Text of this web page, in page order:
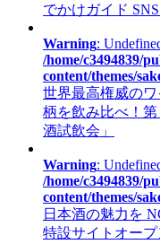
でかけガイド SNS
Warning:
/home/c3494839/
content/themes/
世界最高権威の
柄を飲み比べ！
酒試飲会」
Warning:
/home/c3494839/
content/themes/
日本酒の魅力を
特設サイトオープ